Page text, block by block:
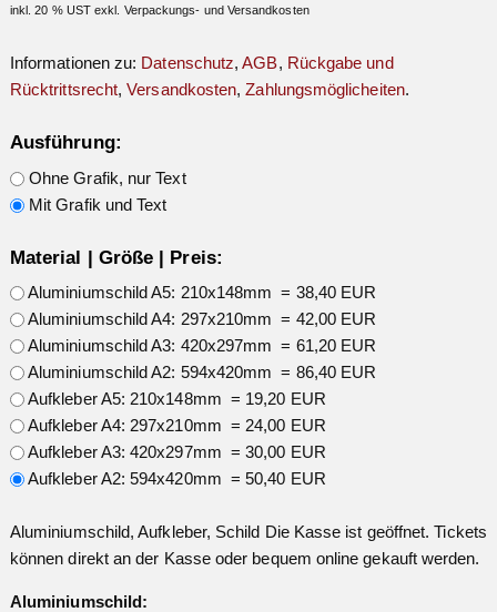
inkl. 20 % UST exkl. Verpackungs- und Versandkosten
Informationen zu: Datenschutz,AGB, Rückgabe und
Rücktrittsrecht,Versandkosten,Zahlungsmöglicheiten.
Ausführung:
Ohne Grafik, nur Text
Mit Grafik und Text
Material | Größe | Preis:
Aluminiumschild A5: 210x148mm = 38,40 EUR
Aluminiumschild A4: 297x210mm = 42,00 EUR
Aluminiumschild A3: 420x297mm = 61,20 EUR
Aluminiumschild A2: 594x420mm = 86,40 EUR
Aufkleber A5: 210x148mm = 19,20 EUR
Aufkleber A4: 297x210mm = 24,00 EUR
Aufkleber A3: 420x297mm = 30,00 EUR
Aufkleber A2: 594x420mm = 50,40 EUR
Aluminiumschild, Aufkleber, Schild Die Kasse ist geöffnet. Tickets
können direkt an der Kasse oder bequem online gekauft werden.
Aluminiumschild: